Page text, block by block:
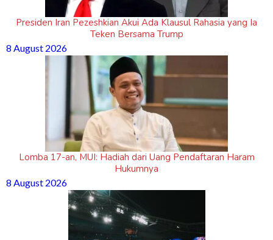
Presiden Iran Pezeshkian Akui Ada Klausul Rahasia yang Ia
Teken Bersama Trump
8 August 2026
Lomba 17-an, MUI: Hadiah dari Uang Pendaftaran Haram
Hukumnya
8 August 2026